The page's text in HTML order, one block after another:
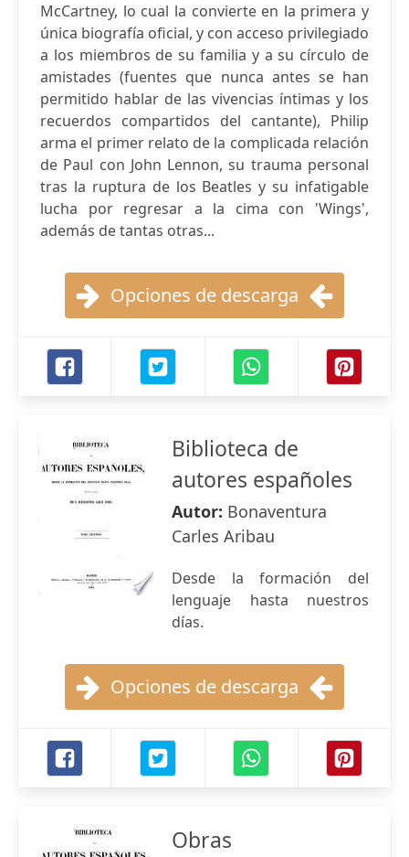
McCartney, lo cual la convierte en la primera y
única biografía oficial, y con acceso privilegiado
a los miembros de su familia y a su círculo de
amistades (fuentes que nunca antes se han
permitido hablar de las vivencias íntimas y los
recuerdos compartidos del cantante), Philip
arma el primer relato de la complicada relación
de Paul con John Lennon, su trauma personal
tras la ruptura de los Beatles y su infatigable
lucha por regresar a la cima con 'Wings',
además de tantas otras...
Opciones de descarga
Biblioteca de
autores españoles
Autor: Bonaventura
Carles Aribau
Desde la formación del
lenguaje hasta nuestros
días.
Opciones de descarga
Obras